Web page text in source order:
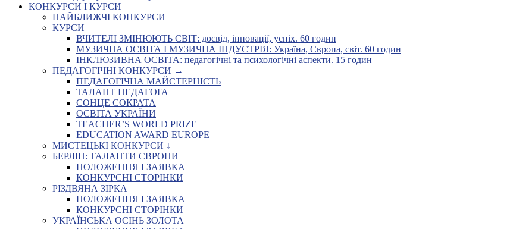
КОНКУРСИ І КУРСИ
НАЙБЛИЖЧІ КОНКУРСИ
КУРСИ
ВЧИТЕЛІ ЗМІНЮЮТЬ СВІТ: досвід, інновації, успіх. 60 годин
МУЗИЧНА ОСВІТА І МУЗИЧНА ІНДУСТРІЯ: Україна, Європа, світ. 60 годин
ІНКЛЮЗИВНА ОСВІТА: педагогічні та психологічні аспекти. 15 годин
ПЕДАГОГІЧНІ КОНКУРСИ →
ПЕДАГОГІЧНА МАЙСТЕРНІСТЬ
ТАЛАНТ ПЕДАГОГА
СОНЦЕ СОКРАТА
ОСВІТА УКРАЇНИ
TEACHER’S WORLD PRIZE
EDUCATION AWARD EUROPE
МИСТЕЦЬКІ КОНКУРСИ ↓
БЕРЛІН: ТАЛАНТИ ЄВРОПИ
ПОЛОЖЕННЯ І ЗАЯВКА
КОНКУРСНІ СТОРІНКИ
РІЗДВЯНА ЗІРКА
ПОЛОЖЕННЯ І ЗАЯВКА
КОНКУРСНІ СТОРІНКИ
УКРАЇНСЬКА ОСІНЬ ЗОЛОТА